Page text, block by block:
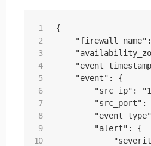
{
    "event": {
"src_ip":
"src_port":
        "alert": {